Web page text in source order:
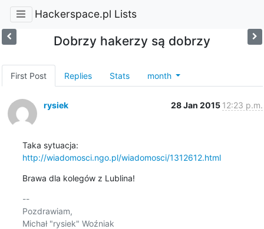
Hackerspace.pl Lists
Dobrzy hakerzy są dobrzy
First Post Replies Stats month
rysiek 28 Jan 2015 12:23 p.m.
http://wiadomosci.ngo.pl/wiadomosci/1312612.html
Brawa dla kolegów z Lublina!
--
Pozdrawiam,
Michał "rysiek" Woźniak